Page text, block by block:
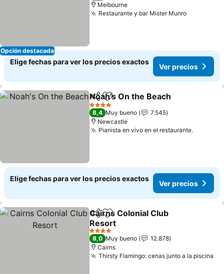
Opción destacada
Melbourne
Restaurante y bar Mister MunroVer
Elige fechas para ver los precios exactos
Ver precios
CompartirAgregar a favoritos
Noah's On the Beach
4 Estrellas
8,4 Muy bueno
7.545
Newcastle
Pianista en vivo en el restaurante.Ver
Elige fechas para ver los precios exactos
Ver precios
CompartirAgregar a favoritos
Cairns Colonial Club
Resort
Ver precios
4 Estrellas
8,0 Muy bueno
12.878
Cairns
Thirsty Flamingo: cenas junto a la piscina